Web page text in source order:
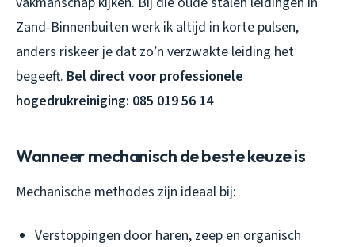
Zand-Binnenbuiten werk ik altijd in korte pulsen,
anders riskeer je dat zo’n verzwakte leiding het
begeeft. Bel direct voor professionele
hogedrukreiniging: 085 019 56 14
Wanneer mechanisch de beste keuze is
Mechanische methodes zijn ideaal bij:
Verstoppingen door haren, zeep en organisch